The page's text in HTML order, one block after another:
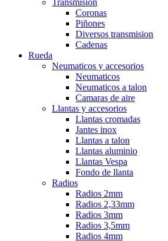
Coronas
Piñones
Diversos transmision
Cadenas
Rueda
Neumaticos y accesorios
Neumaticos
Neumaticos a talon
Camaras de aire
Llantas y accesorios
Llantas cromadas
Jantes inox
Llantas a talon
Llantas aluminio
Llantas Vespa
Fondo de llanta
Radios
Radios 2mm
Radios 2,33mm
Radios 3mm
Radios 3,5mm
Radios 4mm